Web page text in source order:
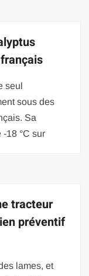
seul
sous des
Sa
18 °C sur
tracteur
préventif
lames, et